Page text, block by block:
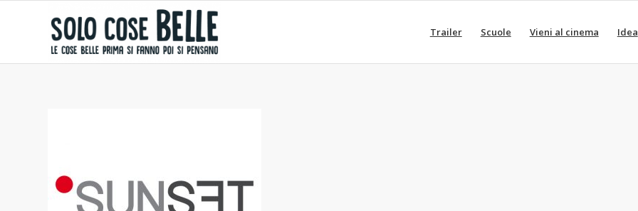
Trailer Scuole Vieni al cinema Idea